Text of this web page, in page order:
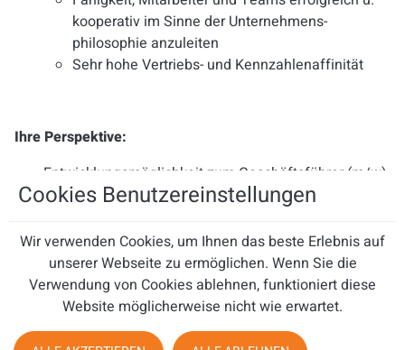
kooperativ im Sinne der Unternehmens-
philosophie anzuleiten
Sehr hohe Vertriebs- und Kennzahlenaffinität
Ihre Perspektive:
Entwicklungsmöglichkeit zum Geschäftsführer (m/w)
Ein äußerst attraktives Vergütungsmodell mit
Ein verantwortungsvolles und herausforderndes
Aufgabenspektrum
Innovative und marktgerechte Produkte (Festnetz ,
Mobilfunk und Energie), bei denen der Verkauf Spaß
Cookies Benutzereinstellungen
Wir verwenden Cookies, um Ihnen das beste Erlebnis auf
unserer Webseite zu ermöglichen. Wenn Sie die
Verwendung von Cookies ablehnen, funktioniert diese
Website möglicherweise nicht wie erwartet.